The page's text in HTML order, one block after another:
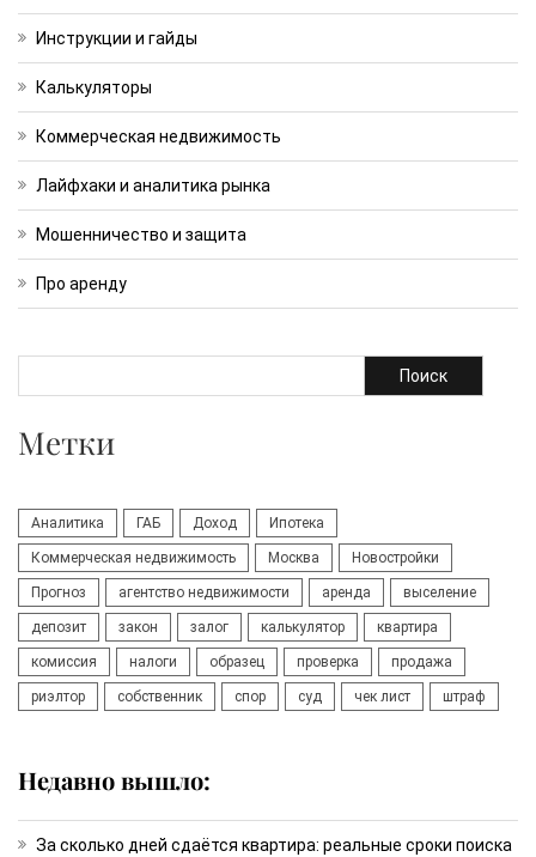
Инструкции и гайды
Калькуляторы
Коммерческая недвижимость
Лайфхаки и аналитика рынка
Мошенничество и защита
Про аренду
Поиск
Метки
Аналитика ГАБ Доход Ипотека
Коммерческая недвижимость Москва Новостройки
Прогноз агентство недвижимости аренда выселение
депозит закон залог калькулятор квартира
комиссия налоги образец проверка продажа
риэлтор собственник спор суд чек лист штраф
Недавно вышло:
За сколько дней сдаётся квартира: реальные сроки поиска